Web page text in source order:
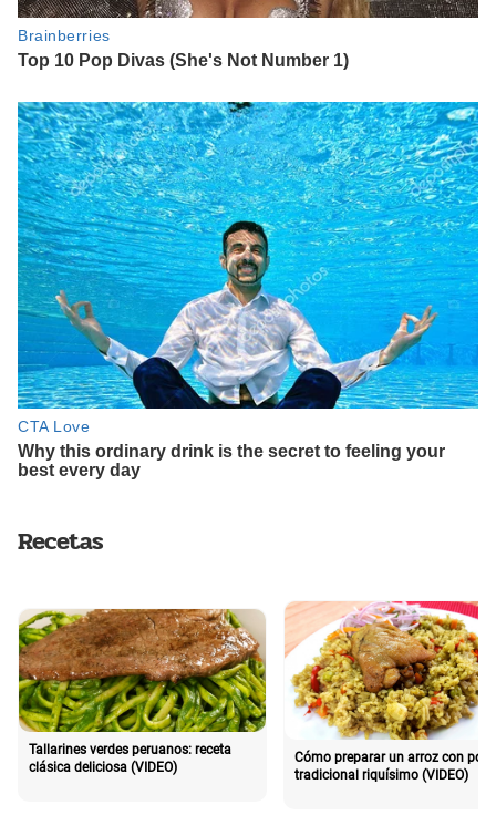
Recetas
Tallarines verdes peruanos: receta
clásica deliciosa (VIDEO)
Cómo preparar un arroz con pollo
tradicional riquísimo (VIDEO)